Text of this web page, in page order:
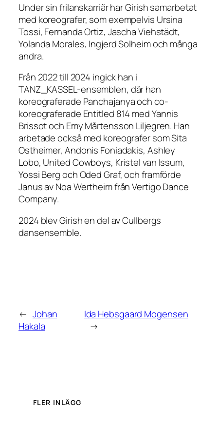
Under sin frilanskarriär har Girish samarbetat
med koreografer, som exempelvis Ursina
Tossi, Fernanda Ortiz, Jascha Viehstädt,
Yolanda Morales, Ingjerd Solheim och många
andra.
Från 2022 till 2024 ingick han i
TANZ_KASSEL-ensemblen, där han
koreograferade Panchajanyaoch co-
koreograferade Entitled 814 med Yannis
Brissot och Emy Mårtensson Liljegren. Han
arbetade också med koreografer som Sita
Ostheimer, Andonis Foniadakis, Ashley
Lobo, United Cowboys, Kristel van Issum,
Yossi Berg och Oded Graf, och framförde
Janusav Noa Wertheim från Vertigo Dance
Company.
2024 blev Girish en del av Cullbergs
dansensemble.
← Johan
Hakala
Ida Hebsgaard Mogensen
→
FLER INLÄGG